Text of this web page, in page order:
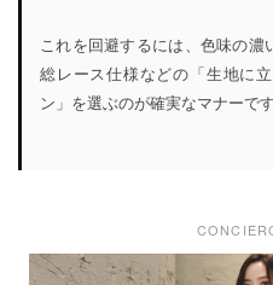
これを回避するには、色味の濃
総レース仕様などの「生地に
ン」を選ぶのが確実なマナーです